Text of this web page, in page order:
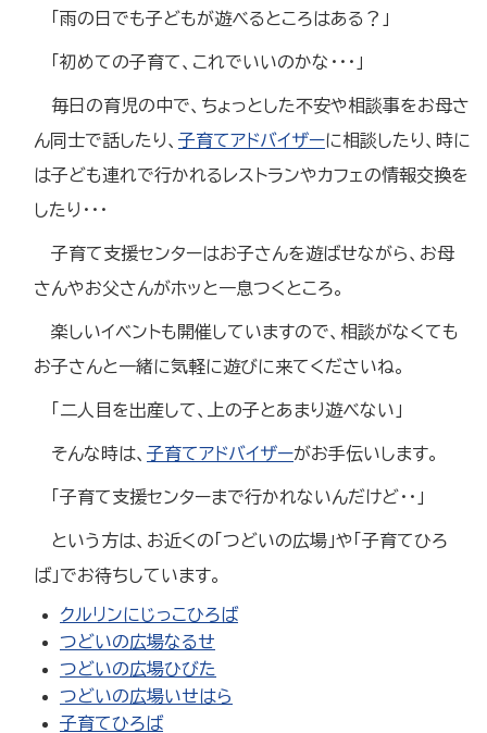
「雨の日でも子どもが遊べるところはある？」
「初めての子育て、これでいいのかな・・・」
毎日の育児の中で、ちょっとした不安や相談事をお母さ
ん同士で話したり、 子育てアドバイザーに相談したり、時に
は子ども連れで行かれるレストランやカフェの情報交換を
したり・・・
子育て支援センターはお子さんを遊ばせながら、お母
さんやお父さんがホッと一息つくところ。
楽しいイベントも開催していますので、相談がなくても
お子さんと一緒に気軽に遊びに来てくださいね。
「二人目を出産して、上の子とあまり遊べない」
そんな時は、 子育てアドバイザーがお手伝いします。
「子育て支援センターまで行かれないんだけど・・」
という方は、お近くの「つどいの広場」や「子育てひろ
ば」でお待ちしています。
クルリンにじっこひろば
つどいの広場なるせ
つどいの広場ひびた
つどいの広場いせはら
子育てひろば